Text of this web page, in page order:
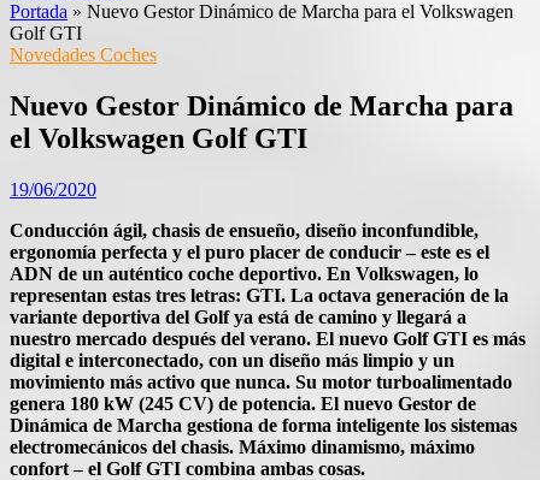
Portada » Nuevo Gestor Dinámico de Marcha para el Volkswagen
Golf GTI
Novedades Coches
Nuevo Gestor Dinámico de Marcha para
el Volkswagen Golf GTI
19/06/2020
Conducción ágil, chasis de ensueño, diseño inconfundible,
ergonomía perfecta y el puro placer de conducir – este es el
ADN de un auténtico coche deportivo. En Volkswagen, lo
representan estas tres letras: GTI. La octava generación de la
variante deportiva del Golf ya está de camino y llegará a
nuestro mercado después del verano. El nuevo Golf GTI es más
digital e interconectado, con un diseño más limpio y un
movimiento más activo que nunca. Su motor turboalimentado
genera 180 kW (245 CV) de potencia. El nuevo Gestor de
Dinámica de Marcha gestiona de forma inteligente los sistemas
electromecánicos del chasis. Máximo dinamismo, máximo
confort – el Golf GTI combina ambas cosas.